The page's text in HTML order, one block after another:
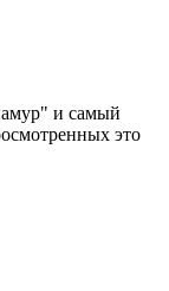
и самый
это